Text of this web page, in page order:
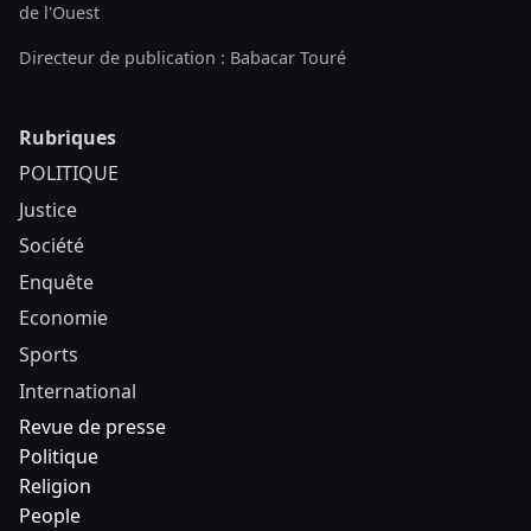
de l'Ouest
Directeur de publication : Babacar Touré
Rubriques
POLITIQUE
Justice
Société
Enquête
Economie
Sports
International
Revue de presse
Politique
Religion
People